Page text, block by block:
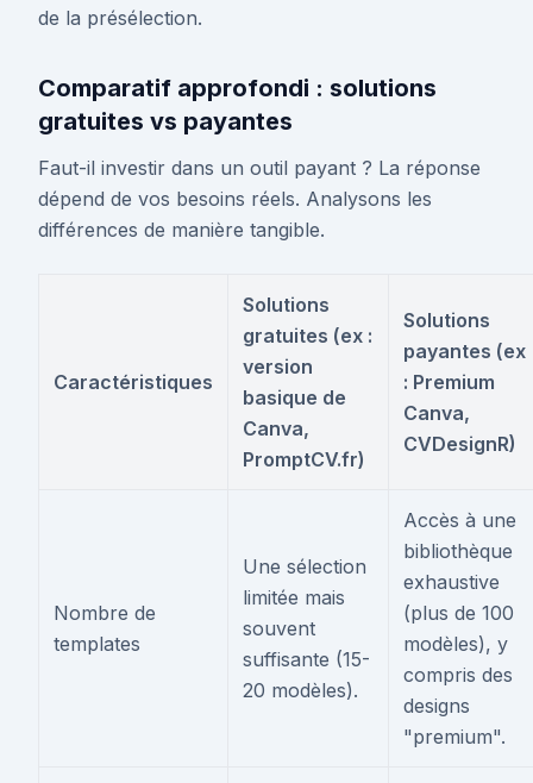
de la présélection.
Comparatif approfondi : solutions
gratuites vs payantes
Faut-il investir dans un outil payant ? La réponse
dépend de vos besoins réels. Analysons les
différences de manière tangible.
Caractéristiques
Solutions
gratuites (ex :
version
basique de
Canva,
PromptCV.fr)
Solutions
payantes (ex
: Premium
Canva,
CVDesignR)
Nombre de
templates
Une sélection
limitée mais
souvent
suffisante (15-
20 modèles).
Accès à une
bibliothèque
exhaustive
(plus de 100
modèles), y
compris des
designs
"premium".